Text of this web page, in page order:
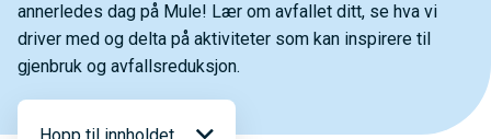
annerledes dag på Mule! Lær om avfallet ditt, se hva vi
driver med og delta på aktiviteter som kan inspirere til
gjenbruk og avfallsreduksjon.